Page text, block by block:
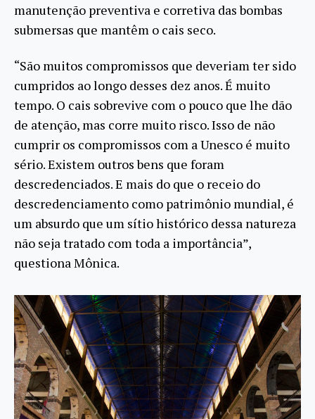
manutenção preventiva e corretiva das bombas
submersas que mantêm o cais seco.
“São muitos compromissos que deveriam ter sido
cumpridos ao longo desses dez anos. É muito
tempo. O cais sobrevive com o pouco que lhe dão
de atenção, mas corre muito risco. Isso de não
cumprir os compromissos com a Unesco é muito
sério. Existem outros bens que foram
descredenciados. E mais do que o receio do
descredenciamento como patrimônio mundial, é
um absurdo que um sítio histórico dessa natureza
não seja tratado com toda a importância”,
questiona Mônica.